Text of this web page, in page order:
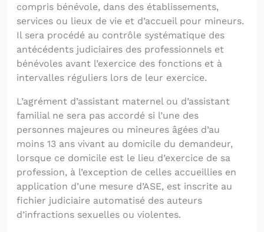
compris bénévole, dans des établissements,
services ou lieux de vie et d’accueil pour mineurs.
Il sera procédé au contrôle systématique des
antécédents judiciaires des professionnels et
bénévoles avant l’exercice des fonctions et à
intervalles réguliers lors de leur exercice.
L’agrément d’assistant maternel ou d’assistant
familial ne sera pas accordé si l’une des
personnes majeures ou mineures âgées d’au
moins 13 ans vivant au domicile du demandeur,
lorsque ce domicile est le lieu d’exercice de sa
profession, à l’exception de celles accueillies en
application d’une mesure d’ASE, est inscrite au
fichier judiciaire automatisé des auteurs
d’infractions sexuelles ou violentes.